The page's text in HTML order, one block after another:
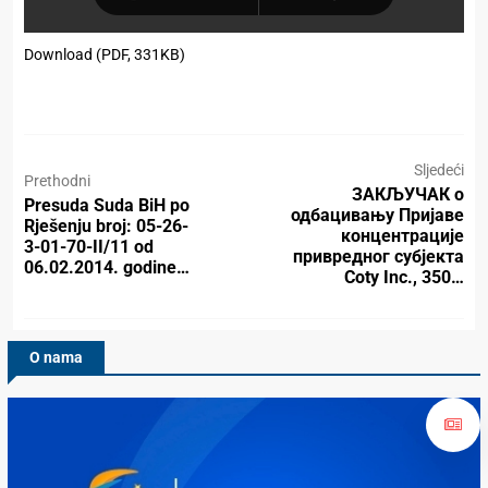
Download (PDF, 331KB)
Prethodni
Presuda Suda BiH po
Rješenju broj: 05-26-
3-01-70-II/11 od
06.02.2014. godine…
Sljedeći
ЗАКЉУЧАК о
одбацивању Пријаве
концентрације
привредног субјекта
Coty Inc., 350…
O nama